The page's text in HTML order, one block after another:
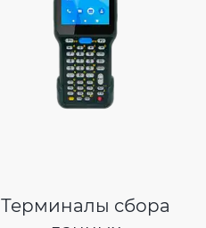
Терминалы сбора